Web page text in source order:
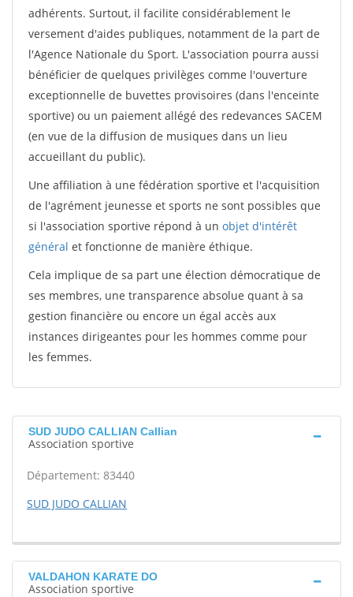
adhérents. Surtout, il facilite considérablement le
versement d'aides publiques, notamment de la part de
l'Agence Nationale du Sport. L'association pourra aussi
bénéficier de quelques privilèges comme l'ouverture
exceptionnelle de buvettes provisoires (dans l'enceinte
sportive) ou un paiement allégé des redevances SACEM
(en vue de la diffusion de musiques dans un lieu
accueillant du public).
Une affiliation à une fédération sportive et l'acquisition
de l'agrément jeunesse et sports ne sont possibles que
si l'association sportive répond à un objet d'intérêt
général et fonctionne de manière éthique.
Cela implique de sa part une élection démocratique de
ses membres, une transparence absolue quant à sa
gestion financière ou encore un égal accès aux
instances dirigeantes pour les hommes comme pour
les femmes.
SUD JUDO CALLIAN Callian
Association sportive
Département: 83440
SUD JUDO CALLIAN
VALDAHON KARATE DO
Association sportive